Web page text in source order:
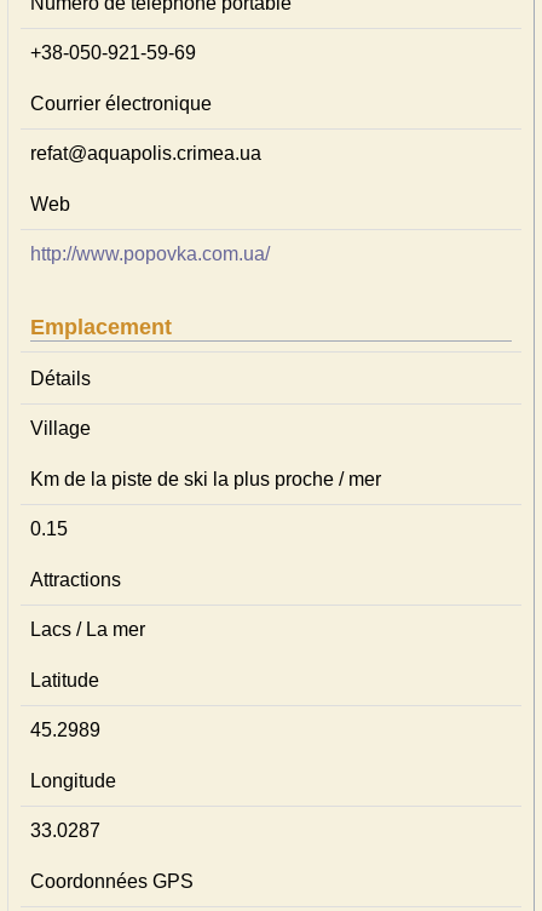
+38-050-921-59-69
Courrier électronique
refat@aquapolis.crimea.ua
Web
http://www.popovka.com.ua/
Emplacement
Détails
Village
Km de la piste de ski la plus proche / mer
0.15
Attractions
Lacs / La mer
Latitude
45.2989
Longitude
33.0287
Coordonnées GPS